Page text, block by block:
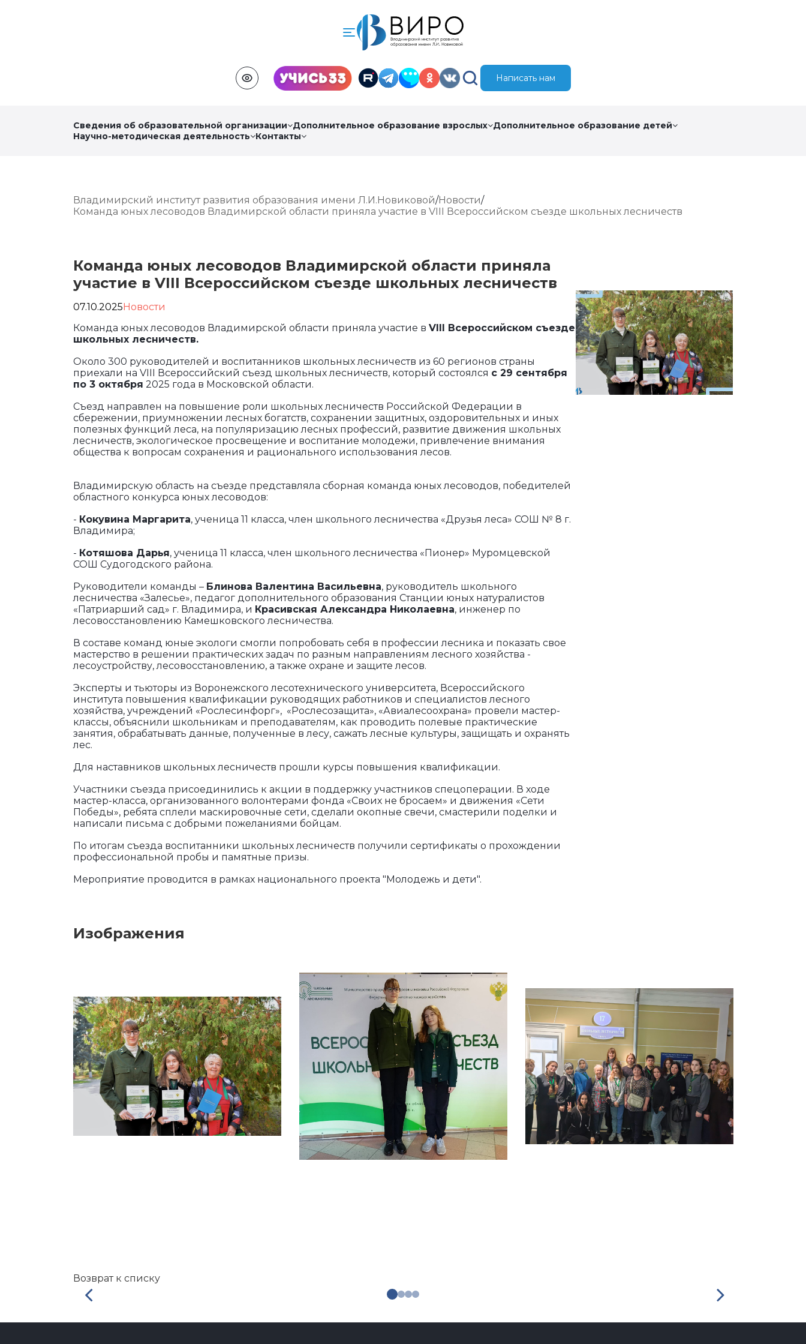
Написать нам
Сведения об образовательной организации Дополнительное образование взрослых Дополнительное образование детей
Научно-методическая деятельность
Контакты
Владимирский институт развития образования имени Л.И.Новиковой Новости
Команда юных лесоводов Владимирской области приняла участие в VIII Всероссийском съезде школьных лесничеств
Команда юных лесоводов Владимирской области приняла
участие в VIII Всероссийском съезде школьных лесничеств
07.10.2025Новости
Команда юных лесоводов Владимирской области приняла участие в VIII Всероссийском съезде
школьных лесничеств.
Около 300 руководителей и воспитанников школьных лесничеств из 60 регионов страны
приехали на VIII Всероссийский съезд школьных лесничеств, который состоялся с 29 сентября
по 3 октября 2025 года в Московской области.
Съезд направлен на повышение роли школьных лесничеств Российской Федерации в
сбережении, приумножении лесных богатств, сохранении защитных, оздоровительных и иных
полезных функций леса, на популяризацию лесных профессий, развитие движения школьных
лесничеств, экологическое просвещение и воспитание молодежи, привлечение внимания
общества к вопросам сохранения и рационального использования лесов.
Владимирскую область на съезде представляла сборная команда юных лесоводов, победителей
областного конкурса юных лесоводов:
- Кокувина Маргарита, ученица 11 класса, член школьного лесничества «Друзья леса» СОШ № 8 г.
Владимира;
- Котяшова Дарья, ученица 11 класса, член школьного лесничества «Пионер» Муромцевской
СОШ Судогодского района.
Руководители команды – Блинова Валентина Васильевна, руководитель школьного
лесничества «Залесье», педагог дополнительного образования Станции юных натуралистов
«Патриарший сад» г. Владимира, и Красивская Александра Николаевна, инженер по
лесовосстановлению Камешковского лесничества.
В составе команд юные экологи смогли попробовать себя в профессии лесника и показать свое
мастерство в решении практических задач по разным направлениям лесного хозяйства -
лесоустройству, лесовосстановлению, а также охране и защите лесов.
Эксперты и тьюторы из Воронежского лесотехнического университета, Всероссийского
института повышения квалификации руководящих работников и специалистов лесного
хозяйства, учреждений «Рослесинфорг», «Рослесозащита», «Авиалесоохрана» провели мастер-
классы, объяснили школьникам и преподавателям, как проводить полевые практические
занятия, обрабатывать данные, полученные в лесу, сажать лесные культуры, защищать и охранять
лес.
Для наставников школьных лесничеств прошли курсы повышения квалификации.
Участники съезда присоединились к акции в поддержку участников спецоперации. В ходе
мастер-класса, организованного волонтерами фонда «Своих не бросаем» и движения «Сети
Победы», ребята сплели маскировочные сети, сделали окопные свечи, смастерили поделки и
написали письма с добрыми пожеланиями бойцам.
По итогам съезда воспитанники школьных лесничеств получили сертификаты о прохождении
профессиональной пробы и памятные призы.
Мероприятие проводится в рамках национального проекта "Молодежь и дети".
Изображения
Возврат к списку